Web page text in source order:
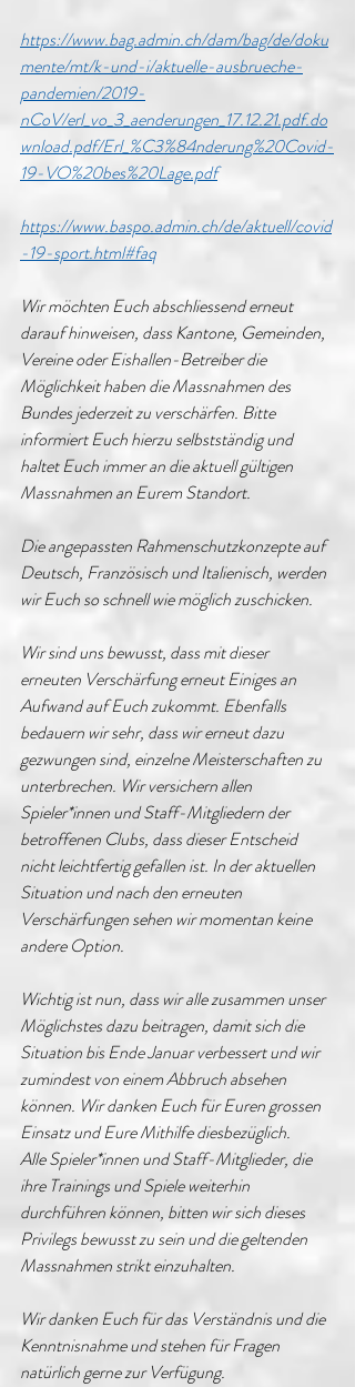
https://www.bag.admin.ch/dam/bag/de/doku
mente/mt/k-und-i/aktuelle-ausbrueche-
pandemien/2019-
nCoV/erl_vo_3_aenderungen_17.12.21.pdf.do
wnload.pdf/Erl_%C3%84nderung%20Covid-
19-VO%20bes%20Lage.pdf
https://www.baspo.admin.ch/de/aktuell/covid
-19-sport.html#faq
Wir möchten Euch abschliessend erneut
darauf hinweisen, dass Kantone, Gemeinden,
Vereine oder Eishallen-Betreiber die
Möglichkeit haben die Massnahmen des
Bundes jederzeit zu verschärfen. Bitte
informiert Euch hierzu selbstständig und
haltet Euch immer an die aktuell gültigen
Massnahmen an Eurem Standort.
Die angepassten Rahmenschutzkonzepte auf
Deutsch, Französisch und Italienisch, werden
wir Euch so schnell wie möglich zuschicken.
Wir sind uns bewusst, dass mit dieser
erneuten Verschärfung erneut Einiges an
Aufwand auf Euch zukommt. Ebenfalls
bedauern wir sehr, dass wir erneut dazu
gezwungen sind, einzelne Meisterschaften zu
unterbrechen. Wir versichern allen
Spieler*innen und Staff-Mitgliedern der
betroffenen Clubs, dass dieser Entscheid
nicht leichtfertig gefallen ist. In der aktuellen
Situation und nach den erneuten
Verschärfungen sehen wir momentan keine
andere Option.
Wichtig ist nun, dass wir alle zusammen unser
Möglichstes dazu beitragen, damit sich die
Situation bis Ende Januar verbessert und wir
zumindest von einem Abbruch absehen
können. Wir danken Euch für Euren grossen
Einsatz und Eure Mithilfe diesbezüglich.
Alle Spieler*innen und Staff-Mitglieder, die
ihre Trainings und Spiele weiterhin
durchführen können, bitten wir sich dieses
Privilegs bewusst zu sein und die geltenden
Massnahmen strikt einzuhalten.
Wir danken Euch für das Verständnis und die
Kenntnisnahme und stehen für Fragen
natürlich gerne zur Verfügung.